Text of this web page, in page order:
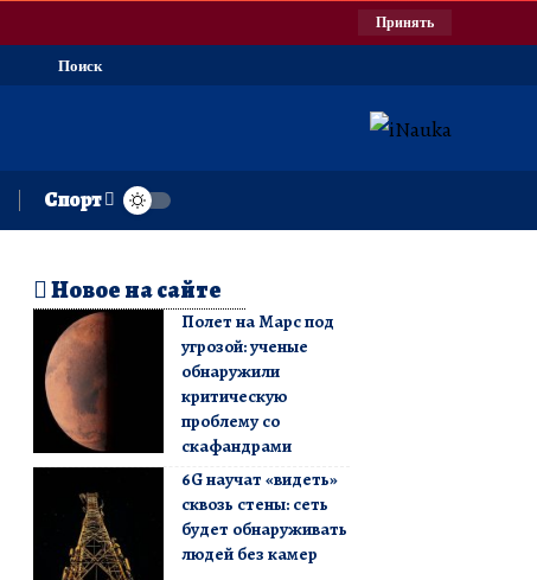
Принять
Поиск
Спорт
Новое на сайте
Полет на Марс под
угрозой: ученые
обнаружили
критическую
проблему со
скафандрами
6G научат «видеть»
сквозь стены: сеть
будет обнаруживать
людей без камер